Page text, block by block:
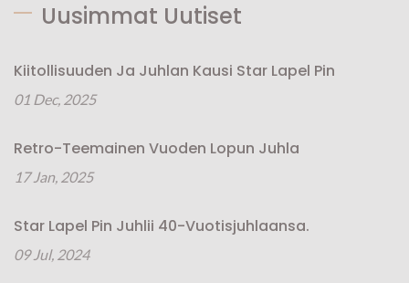
Uusimmat Uutiset
Kiitollisuuden Ja Juhlan Kausi Star Lapel Pin
01 Dec, 2025
Retro-Teemainen Vuoden Lopun Juhla
17 Jan, 2025
Star Lapel Pin Juhlii 40-Vuotisjuhlaansa.
09 Jul, 2024